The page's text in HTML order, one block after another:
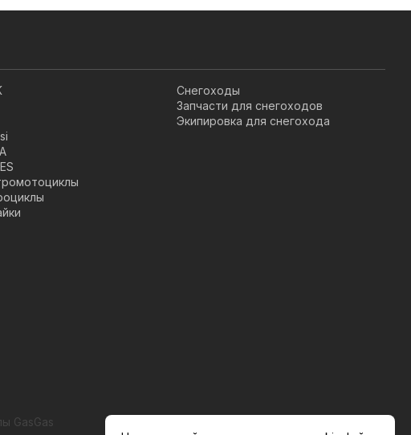
Снегоходы
Запчасти для снегоходов
Экипировка для снегохода
GasGas